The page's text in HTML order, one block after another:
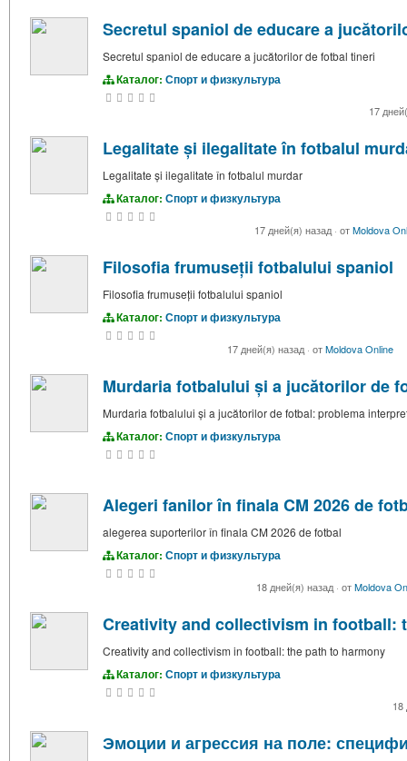
Secretul spaniol de educare a
Secretul spaniol de educare a jucătorilor de fotbal tineri
Каталог: Спорт и физкультура
17
Legalitate și ilegalitate în fotbalul
Legalitate și ilegalitate în fotbalul murdar
Каталог: Спорт и физкультура
17 дней(я) назад · отMoldova
Filosofia frumuseții fotbalului spaniol
Filosofia frumuseții fotbalului spaniol
Каталог: Спорт и физкультура
17 дней(я) назад · отMoldova Online
Murdaria fotbalului și a jucătorilor de
Murdaria fotbalului și a jucătorilor de fotbal: problema
Каталог: Спорт и физкультура
Alegeri fanilor în finala CM 2026 de
alegerea suporterilor în finala CM 2026 de fotbal
Каталог: Спорт и физкультура
18 дней(я) назад · отMoldova
Creativity and collectivism in football:
Creativity and collectivism in football: the path to harmony
Каталог: Спорт и физкультура
18
Эмоции и агрессия на поле: